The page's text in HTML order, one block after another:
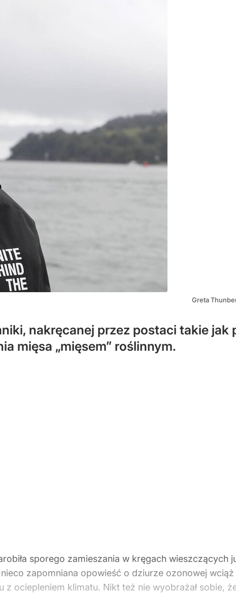
Greta
nakręcanej przez postaci takie jak
mięsa „mięsem” roślinnym.
sporego zamieszania w kręgach wieszczących
zapomniana opowieść o dziurze ozonowej wciąż
ociepleniem klimatu. Nikt też nie wyobrażał sobie,